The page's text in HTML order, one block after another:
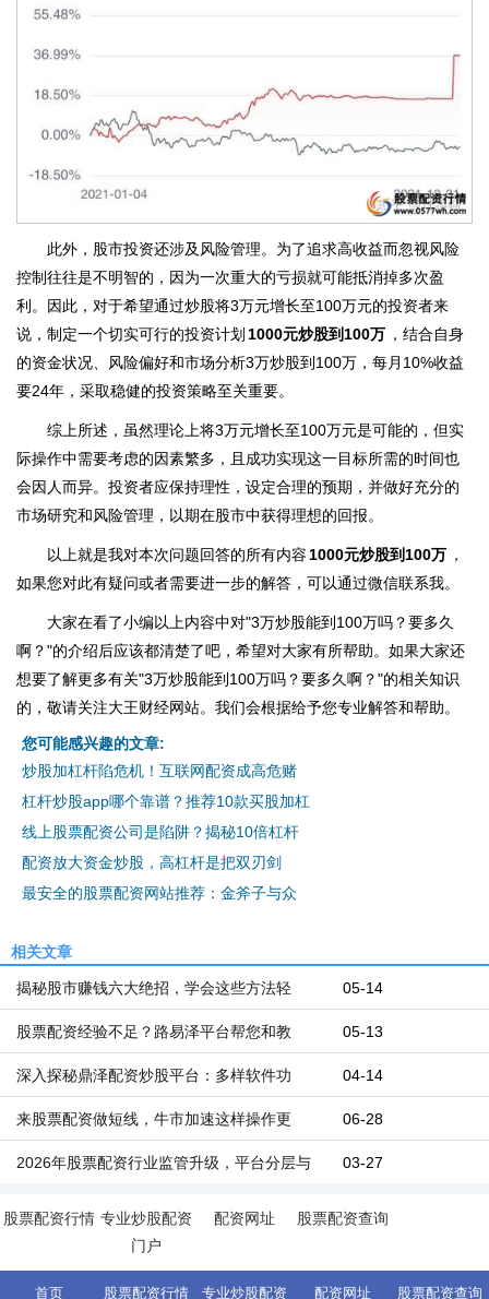
此外，股市投资还涉及风险管理。为了追求高收益而忽视风险
控制往往是不明智的，因为一次重大的亏损就可能抵消掉多次盈
利。因此，对于希望通过炒股将3万元增长至100万元的投资者来
说，制定一个切实可行的投资计划 1000元炒股到100万 ，结合自身
的资金状况、风险偏好和市场分析3万炒股到100万，每月10%收益
要24年，采取稳健的投资策略至关重要。
综上所述，虽然理论上将3万元增长至100万元是可能的，但实
际操作中需要考虑的因素繁多，且成功实现这一目标所需的时间也
会因人而异。投资者应保持理性，设定合理的预期，并做好充分的
市场研究和风险管理，以期在股市中获得理想的回报。
以上就是我对本次问题回答的所有内容 1000元炒股到100万 ，
如果您对此有疑问或者需要进一步的解答，可以通过微信联系我。
大家在看了小编以上内容中对"3万炒股能到100万吗？要多久
啊？"的介绍后应该都清楚了吧，希望对大家有所帮助。如果大家还
想要了解更多有关"3万炒股能到100万吗？要多久啊？"的相关知识
的，敬请关注大王财经网站。我们会根据给予您专业解答和帮助。
您可能感兴趣的文章:
炒股加杠杆陷危机！互联网配资成高危赌
杠杆炒股app哪个靠谱？推荐10款买股加杠
线上股票配资公司是陷阱？揭秘10倍杠杆
配资放大资金炒股，高杠杆是把双刃剑
最安全的股票配资网站推荐：金斧子与众
相关文章
05-14
揭秘股市赚钱六大绝招，学会这些方法轻
05-13
股票配资经验不足？路易泽平台帮您和教
04-14
深入探秘鼎泽配资炒股平台：多样软件功
06-28
来股票配资做短线，牛市加速这样操作更
03-27
2026年股票配资行业监管升级，平台分层与
股票配资行情 专业炒股配资
门户
配资网址 股票配资查询
首页 股票配资行情 专业炒股配资 配资网址 股票配资查询